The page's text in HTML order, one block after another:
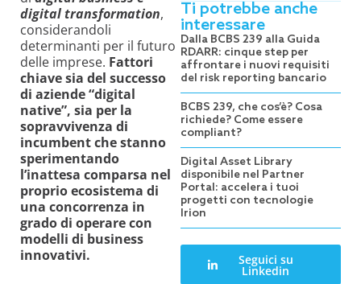
digital transformation,
considerandoli
determinanti per il futuro
delle imprese. Fattori
chiave sia del successo
di aziende “digital
native”, sia per la
sopravvivenza di
incumbent che stanno
sperimentando
l’inattesa comparsa nel
proprio ecosistema di
una concorrenza in
grado di operare con
modelli di business
innovativi.
Ti potrebbe anche
interessare
Dalla BCBS 239 alla Guida
RDARR: cinque step per
affrontare i nuovi requisiti
del risk reporting bancario
BCBS 239, che cos’è? Cosa
richiede? Come essere
compliant?
Digital Asset Library
disponibile nel Partner
Portal: accelera i tuoi
progetti con tecnologie
Irion
Seguici su
Linkedin